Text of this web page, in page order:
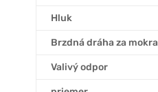
Hluk
Brzdná dráha za mokra
Valivý odpor